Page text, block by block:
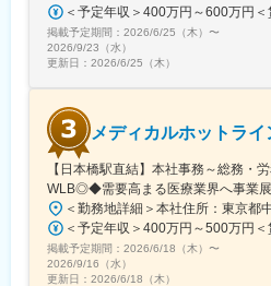
のチャレンジも可能。
変更の範囲：本文参照
掲載予定期間： 2026/6/25（木） 〜
2026/9/23（水）
更新日： 2026/6/25（木）
メディカルホットラ
【日本橋駅直結】本社事務～総務・
WLB◎◆需要高まる医療業界へ事業
掲載予定期間： 2026/6/18（木） 〜
2026/9/16（水）
更新日： 2026/6/18（木）